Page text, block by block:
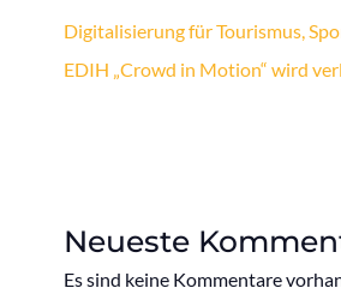
Digitalisierung für Tourismus,
EDIH „Crowd in Motion“ wird
Neueste
Es sind keine Kommentare